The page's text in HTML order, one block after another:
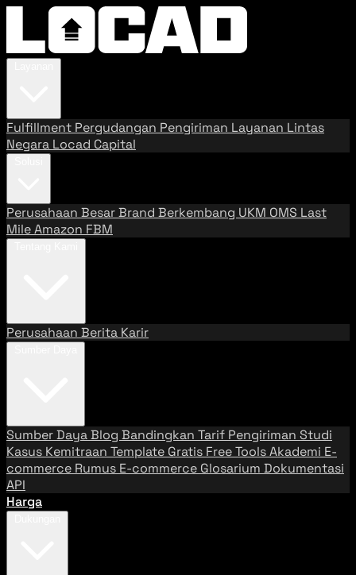
Fulfillment Pergudangan Pengiriman Layanan Lintas
Negara Locad Capital
Perusahaan BesarBrand Berkembang UKM OMS Last
MileAmazon FBM
Perusahaan Berita Karir
Sumber DayaBlog Bandingkan Tarif Pengiriman Studi
Kasus Kemitraan Template Gratis Free ToolsAkademi E-
commerce Rumus E-commerce Glosarium Dokumentasi
API
Harga